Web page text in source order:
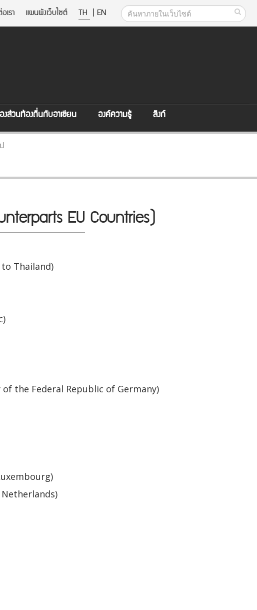
เรา แผนผังเว็บไซต์ TH | EN
ส่วนท้องถิ่นกับอาเซียน องค์ความรู้ ลิงก์
EU Countries)
Thailand)
the Federal Republic of Germany)